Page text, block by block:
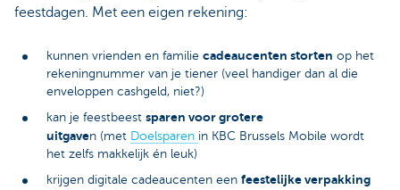
feestdagen. Met een eigen rekening:
kunnen vrienden en familie cadeaucenten storten op het
rekeningnummer van je tiener (veel handiger dan al die
enveloppen cashgeld, niet?)
kan je feestbeest sparen voor grotere
uitgaven (met Doelsparen in KBC Brussels Mobile wordt
het zelfs makkelijk én leuk)
krijgen digitale cadeaucenten een feestelijke verpakking